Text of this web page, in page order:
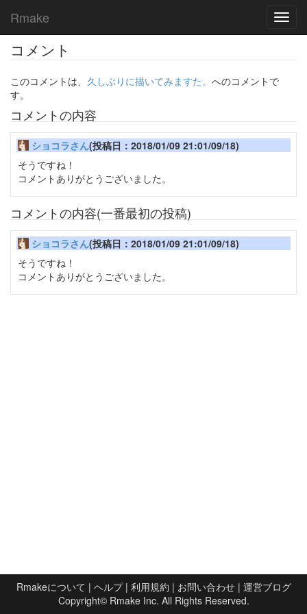
Rmake
コメント
このコメントは、 久しぶりに描いてみますた。 へのコメントで
す。
コメントの内容
ショコラさん(投稿日：2018/01/09 21:01/09/18)
そうですね！
コメントありがとうございました。
コメントの内容(一番最初の投稿)
ショコラさん(投稿日：2018/01/09 21:01/09/18)
そうですね！
コメントありがとうございました。
Rmakeについて | ヘルプ| 利用規約 | お問い合わせ| 運営ブログ
Copyright© Rmake Inc. All Rights Reserved.